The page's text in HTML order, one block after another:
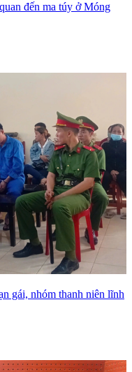
đến ma túy ở Móng
gái, nhóm thanh niên lĩnh